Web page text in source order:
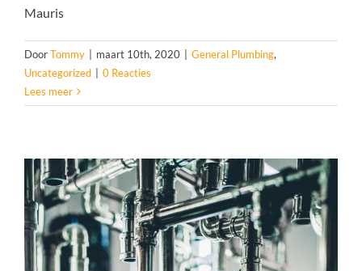
Mauris
DoorTommy maart 10th, 2020 General Plumbing,
Uncategorized
0 Reacties
Lees meer